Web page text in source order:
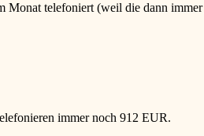
telefoniert (weil die dann
immer noch 912 EUR.